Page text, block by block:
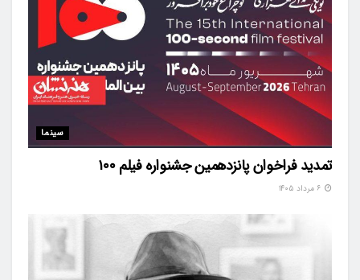
سینما
تمدید فراخوان پانزدهمین جشنواره فیلم ۱۰۰